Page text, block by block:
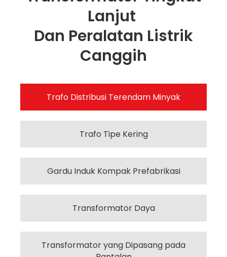
Lanjut
Dan Peralatan Listrik
Canggih
Trafo Distribusi Terendam Minyak
Trafo Tipe Kering
Gardu Induk Kompak Prefabrikasi
Transformator Daya
Transformator yang Dipasang pada